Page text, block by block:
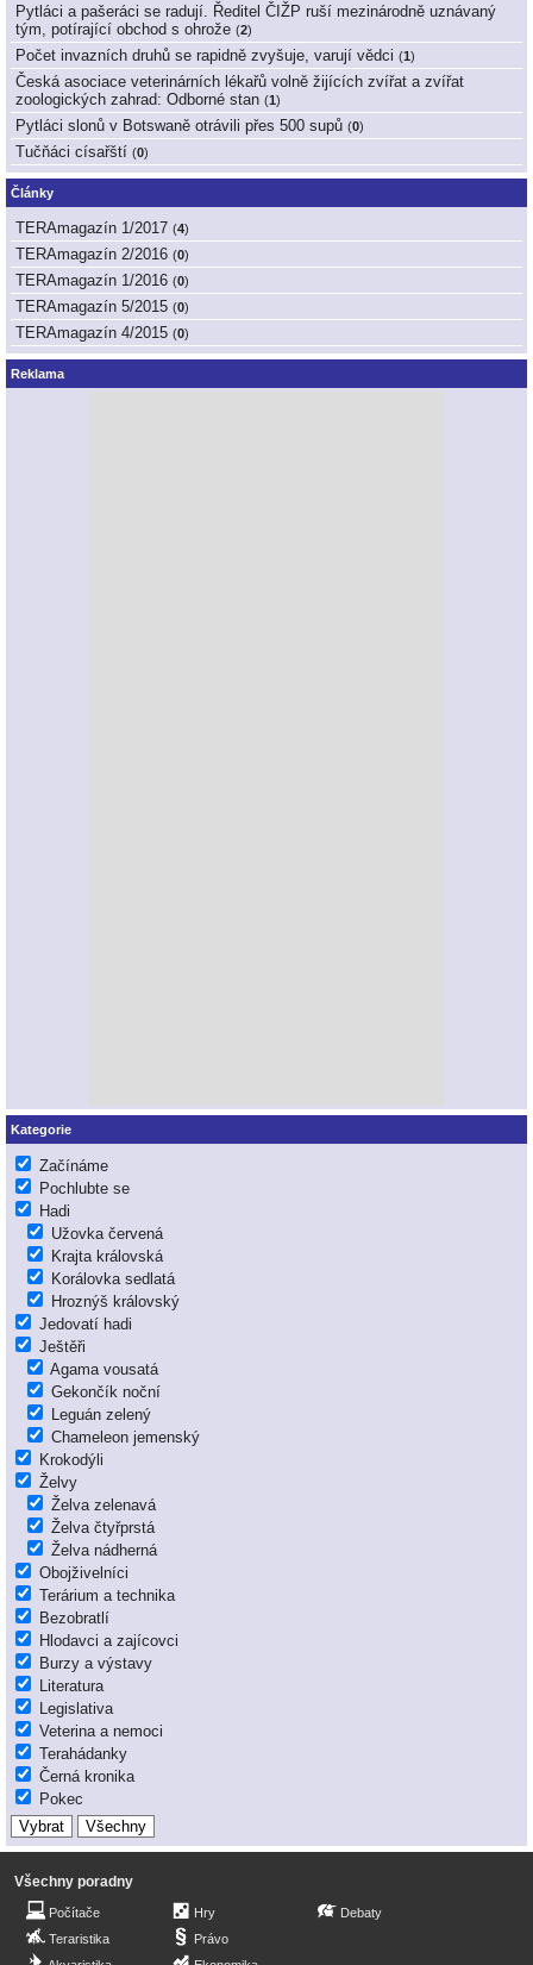
Pytláci a pašeráci se radují. Ředitel ČIŽP ruší mezinárodně uznávaný
tým, potírající obchod s ohrože (2)
Počet invazních druhů se rapidně zvyšuje, varují vědci (1)
Česká asociace veterinárních lékařů volně žijících zvířat a zvířat
zoologických zahrad: Odborné stan (1)
Pytláci slonů v Botswaně otrávili přes 500 supů (0)
Tučňáci císařští (0)
Články
TERAmagazín 1/2017 (4)
TERAmagazín 2/2016 (0)
TERAmagazín 1/2016 (0)
TERAmagazín 5/2015 (0)
TERAmagazín 4/2015 (0)
Reklama
Kategorie
Začínáme
Pochlubte se
Hadi
Užovka červená
Krajta královská
Korálovka sedlatá
Hroznýš královský
Jedovatí hadi
Ještěři
Agama vousatá
Gekončík noční
Leguán zelený
Chameleon jemenský
Krokodýli
Želvy
Želva zelenavá
Želva čtyřprstá
Želva nádherná
Obojživelníci
Terárium a technika
Bezobratlí
Hlodavci a zajícovci
Burzy a výstavy
Literatura
Legislativa
Veterina a nemoci
Terahádanky
Černá kronika
Pokec
Všechny poradny
Počítače
Teraristika
Hry
Právo
Debaty